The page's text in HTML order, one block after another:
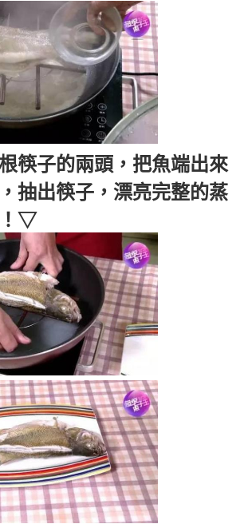
筷子的兩頭，把魚端出來
抽出筷子，漂亮完整的蒸
！▽